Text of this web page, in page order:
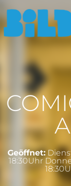
Geöffnet:
18:30Uhr